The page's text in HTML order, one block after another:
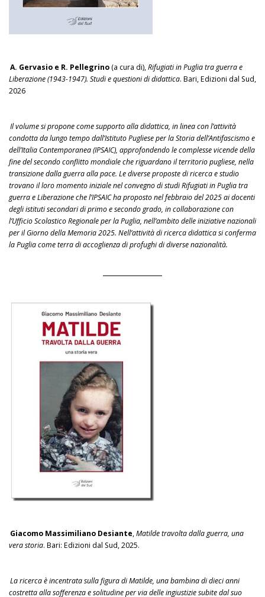
A. Gervasio e R. Pellegrino (a cura di),Rifugiati in Puglia tra guerra e
Liberazione (1943-1947). Studi e questioni di didattica. Bari, Edizioni dal Sud,
2026
Il volume si propone come supporto alla didattica, in linea con l’attività
condotta da lungo tempo dall’Istituto Pugliese per la Storia dell’Antifascismo e
dell’Italia Contemporanea (IPSAIC), approfondendo le complesse vicende della
fine del secondo conflitto mondiale che riguardano il territorio pugliese, nella
transizione dalla guerra alla pace. Le diverse proposte di ricerca e studio
trovano il loro momento iniziale nel convegno di studi Rifugiati in Puglia tra
guerra e Liberazione che l’IPSAIC ha proposto nel febbraio del 2025 ai docenti
degli istituti secondari di primo e secondo grado, in collaborazione con
l’Ufficio Scolastico Regionale per la Puglia, nell’ambito delle iniziative nazionali
per il Giorno della Memoria 2025. Nell’attività di ricerca didattica si conferma
la Puglia come terra di accoglienza di profughi di diverse nazionalità.
Giacomo Massimiliano Desiante,Matilde travolta dalla guerra, una
vera storia. Bari: Edizioni dal Sud, 2025.
La ricerca è incentrata sulla figura di Matilde, una bambina di dieci anni
costretta alla sofferenza e solitudine per via delle ingiustizie subite dal suo